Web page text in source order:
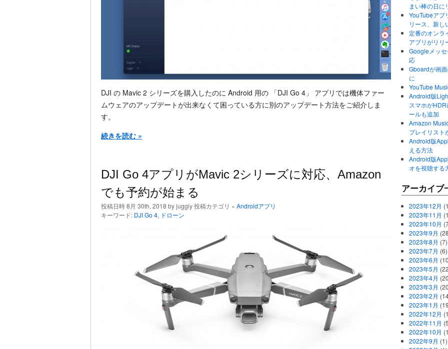
DJI の Mavic 2 シリーズを購入したのに Android 用の 「DJI Go 4」 アプリでは機体ファー
ムウェアのアップデートが出来なくて困っている方に別のアップデート方法をご紹介しま
す。
続きを読む »
DJI Go 4アプリがMavic 2シリーズに対応、Amazon
でも予約が始まる
投稿日時 8月 30th, 2018 by juggly 投稿カテゴリ » Androidアプリ
キーワード: DJI Go 4, ドローン
まい棒の日に
YouTubeアプ
リース、新し
定番のオンラ
アプリがリリ
Googleメッ
応
Gboardが画
に
YouTube
Android版
スマホが
ールも追加
Amazon
プレイリスト
Android版
える方法
Android版
オを視聴する
アーカイブ
2023年12月
2023年11月
2023年10月
2023年9月
2023年8月 (7)
2023年7月 (6)
2023年6月
2023年5月
2023年4月
2023年3月
2023年2月
2023年1月
2022年12月
2022年11月
2022年10月
2022年9月 (1)